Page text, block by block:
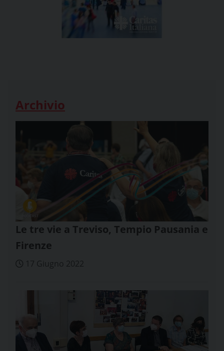
Archivio
Le tre vie a Treviso, Tempio Pausania e
Firenze
17 Giugno 2022